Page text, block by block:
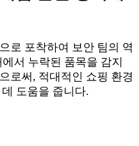
로 포착하여 보안 팀의 역
서 누락된 품목을 감지
로써, 적대적인 쇼핑 환경
도움을 줍니다.